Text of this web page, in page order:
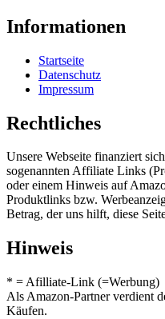
Informationen
Startseite
Datenschutz
Impressum
Rechtliches
Unsere Webseite finanziert
sogenannten Affiliate Links
oder einem Hinweis auf
Produktlinks bzw.
Betrag, der uns hilft, diese
Hinweis
* = Afilliate-Link (=Werbung)
Als Amazon-Partner verdient
Käufen.